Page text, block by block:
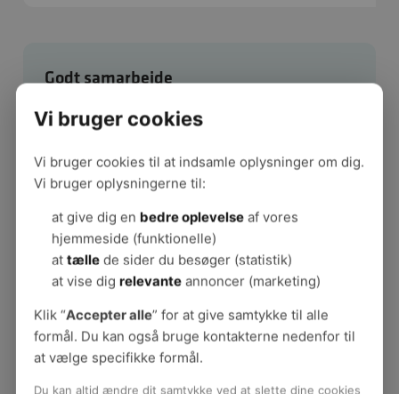
Godt samarbejde
Social kapital
Professionel kapital i skoler
God dialogkultur i skoler
Kollegial sparring
Arbejdsfællesskaber
Publikationer - Godt samarbejde
Samarbejde i åbne kontormiljøer
Bedre møder
Stærke arbejdsfællesskaber på universiteter
Vi bruger cookies
Vi bruger cookies til at indsamle oplysninger om dig.
Vi bruger oplysningerne til:
at give dig en bedre oplevelseaf vores
hjemmeside (funktionelle)
at tællede sider du besøger (statistik)
at vise dig relevanteannoncer (marketing)
Klik “Accepter alle” for at give samtykke til alle
formål. Du kan også bruge kontakterne nedenfor til
at vælge specifikke formål.
Du kan altid ændre dit samtykke ved at slette dine cookies